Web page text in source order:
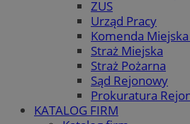
ZUS
Urząd Pracy
Komenda
Straż Miejska
Straż Pożarna
Sąd Rejonowy
Prokuratura
KATALOG FIRM